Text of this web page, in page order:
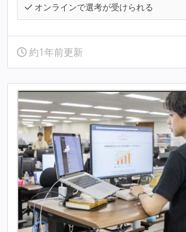
オンラインで選考が受けられる
約1年前更新